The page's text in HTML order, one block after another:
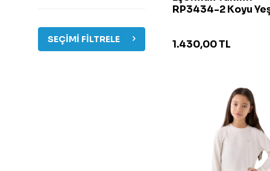
M
5-6 Yaş
SEÇIMI FILTRELE
RP3434-2 Koyu
1.430,00TL